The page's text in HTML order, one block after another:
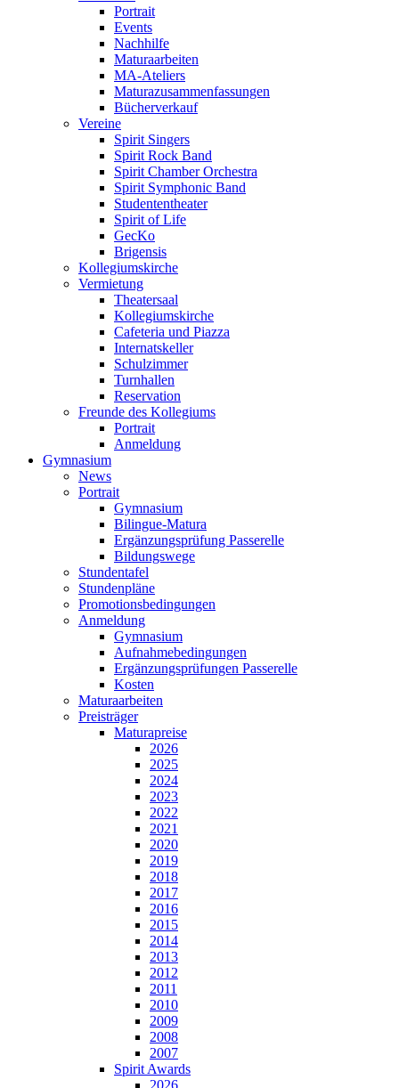
Portrait
Events
Nachhilfe
Maturaarbeiten
MA-Ateliers
Maturazusammenfassungen
Bücherverkauf
Vereine
Spirit Singers
Spirit Rock Band
Spirit Chamber Orchestra
Spirit Symphonic Band
Studententheater
Spirit of Life
GecKo
Brigensis
Kollegiumskirche
Vermietung
Theatersaal
Kollegiumskirche
Cafeteria und Piazza
Internatskeller
Schulzimmer
Turnhallen
Reservation
Freunde des Kollegiums
Portrait
Anmeldung
Gymnasium
News
Portrait
Gymnasium
Bilingue-Matura
Ergänzungsprüfung Passerelle
Bildungswege
Stundentafel
Stundenpläne
Promotionsbedingungen
Anmeldung
Gymnasium
Aufnahmebedingungen
Ergänzungsprüfungen Passerelle
Kosten
Maturaarbeiten
Preisträger
Maturapreise
2026
2025
2024
2023
2022
2021
2020
2019
2018
2017
2016
2015
2014
2013
2012
2011
2010
2009
2008
2007
Spirit Awards
2026